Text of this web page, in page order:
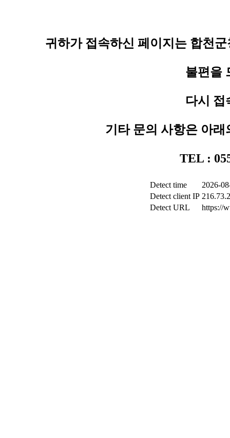
귀하가 접속하신 페이지는 합천
불편을
다시 접
기타 문의 사항은 아
TEL :
Detect time
2026-
Detect client IP
Detect URL
https://